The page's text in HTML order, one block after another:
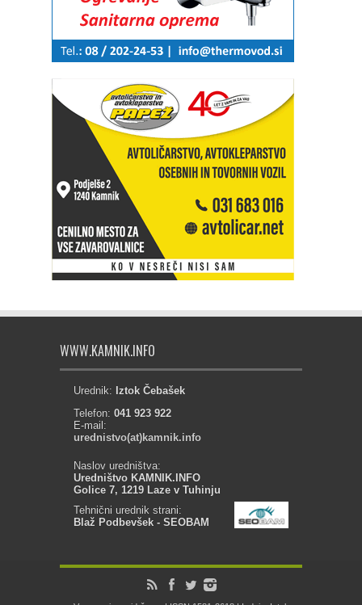
WWW.KAMNIK.INFO
Urednik: Iztok Čebašek
Telefon: 041 923 922
E-mail:
urednistvo(at)kamnik.info
Naslov uredništva:
Uredništvo KAMNIK.INFO
Golice 7, 1219 Laze v Tuhinju
Tehnični urednik strani:
Blaž Podbevšek - SEOBAM